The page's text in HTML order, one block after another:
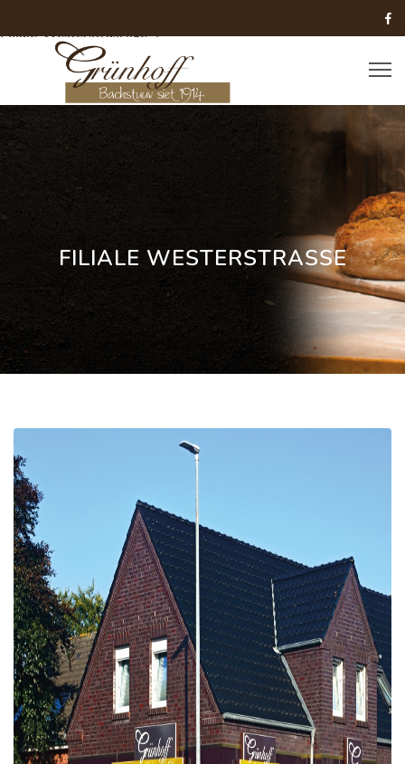
Filiale_Westerstraszlige" }
FILIALE WESTERSTRASSE